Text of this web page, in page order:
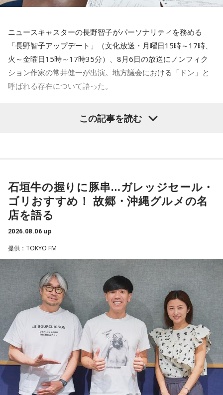
長野「はい」
常井「中には、かつての野中広務さんや森山𥙿さんのように
50を過ぎてから国政に進んだドンもいる。ではどういった状
況がそろうとドンが生まれるか。第1の条件は、圧倒的な他薦
です。藏内さんって県議10期。40年近く県議会にいるわけで
す」
や予算だけではない。県内すべての選挙で誰に自民党の公認
や推薦を出すのか、という決定権を握っている。あとは役
人、教職員、警察署員といった地方公務員の人事にも影響力
を発揮することがあります」
長野「はい」
「人事の季節になるとドンの自宅に行列ができる、と言
われるんですね。別の地域で聴いた話ですが、ドンの家に入
ると、その訪問客は茶封筒を机の上にソッと出します。そし
てドンはポン、ポン、ポン、と手を当てて厚さを確かめる。
そのままスーッと返す。返された側は帰りがけ、広いお庭の
中にあるお社に両手を合わせ、賽銭箱に封筒を置いていく、
と。こういう逸話がまことしやかに語られること自体が、ド
ンの権力を大きくしているんですね。直接、命令しなくても
周りが勝手に忖度して動く、というのがドンの世界です」
ニュースキャスターの長野智子がパーソナリティを務める
「長野智子アップデート」（文化放送・月曜日15時～17時、
火～金曜日15時～17時35分）、8月6日の放送にノンフィク
ション作家の常井健一が出演。地方議会における「ドン」と
呼ばれる存在について語った。
鈴木敏夫（文化放送解説委員）
「福岡県議会で浮上した、議
長ポストをめぐる現金授受疑惑です。その渦中にいる藏内勇
常井健一「『ドン』はスペイン語に由来する外来語です。ボ
スよりもさらにスケールの大きな権力者を示す言葉として定
着しました。いま、ドンとして注目されるのが福岡県議会の
藏内議長。福岡県内には一昔前から『福岡三国志』という言
葉がありまして。現在は麻生太郎さん、武田良太さん、そし
て藏内さんが熾烈な権力闘争を繰り広げています」
「藏内さんだけ県議、ということですね」
常井「なぜ1人の地方議員が永田町の大物にも匹敵する大きな
力を持ったのか。きょうは福岡を入口に、全国に共通するド
ンの条件を探ります。私、10年ほど前に全国各地の地方選挙
を取材していたとき、どこへ行ってもドンと呼ばれる地元の
権力者がいたんですね。どういう人かというと、だいたい経
済力があって抜群に選挙が強くて。地元の首長や国会議員よ
りも発言力がある人です」
この記事を読む
石垣牛の握りに豚串…ガレッジセール・
ゴリおすすめ！ 故郷・沖縄グルメの名
店を語る
2026.08.06 up
提供：TOKYO FM